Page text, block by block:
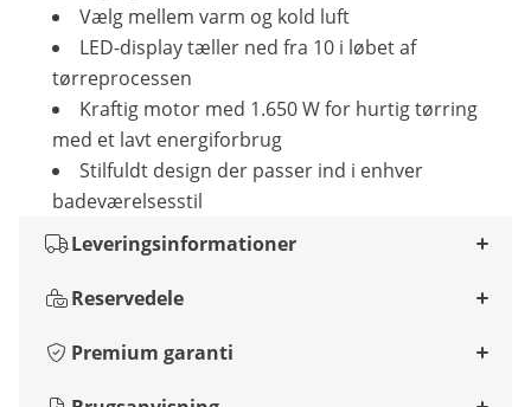
Vælg mellem varm og kold luft
LED-display tæller ned fra 10 i løbet af
tørreprocessen
Kraftig motor med 1.650 W for hurtig tørring
med et lavt energiforbrug
Stilfuldt design der passer ind i enhver
badeværelsesstil
Leveringsinformationer
Reservedele
Premium garanti